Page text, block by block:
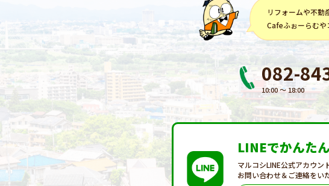
リフォームや不動
Cafeふぉーらむや
082-
10:00 〜 18:00
LINEでかんた
マルコシLINE公式アカウン
お問い合わせ＆ご連絡をい